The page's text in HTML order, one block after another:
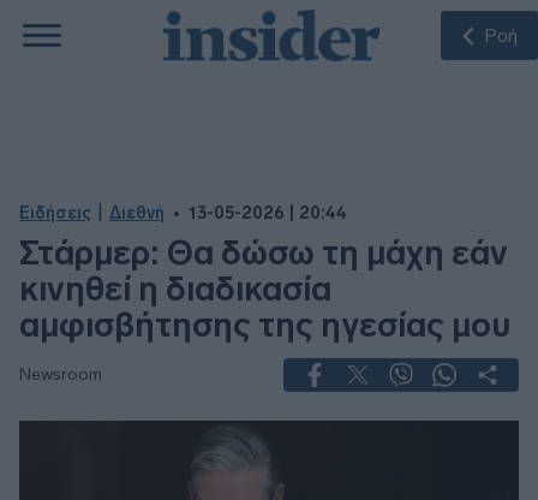
Ροή
Ειδήσεις Διεθνή 13-05-2026 | 20:44
Στάρμερ: Θα δώσω τη μάχη εάν
κινηθεί η διαδικασία
αμφισβήτησης της ηγεσίας μου
Newsroom